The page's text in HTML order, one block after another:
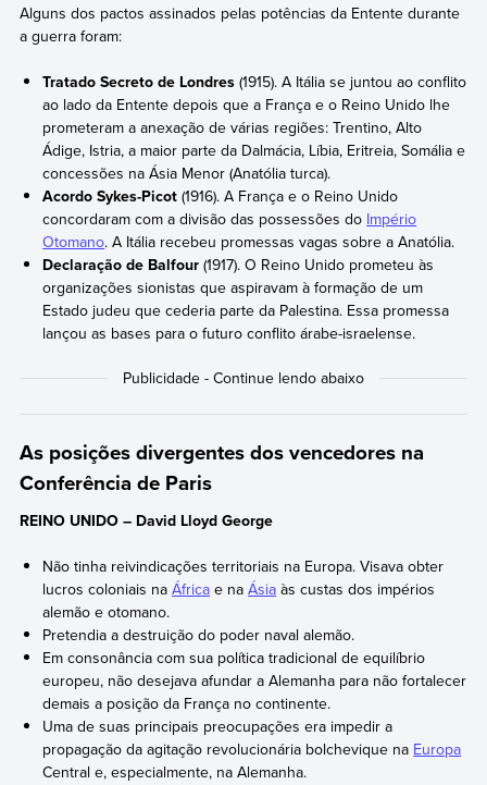
Alguns dos pactos assinados pelas potências da Entente durante
a guerra foram:
Tratado Secreto de Londres (1915). A Itália se juntou ao conflito
ao lado da Entente depois que a França e o Reino Unido lhe
prometeram a anexação de várias regiões: Trentino, Alto
Ádige, Istria, a maior parte da Dalmácia, Líbia, Eritreia, Somália e
concessões na Ásia Menor (Anatólia turca).
Acordo Sykes-Picot (1916). A França e o Reino Unido
concordaram com a divisão das possessões do Império
Otomano. A Itália recebeu promessas vagas sobre a Anatólia.
Declaração de Balfour (1917). O Reino Unido prometeu às
organizações sionistas que aspiravam à formação de um
Estado judeu que cederia parte da Palestina. Essa promessa
lançou as bases para o futuro conflito árabe-israelense.
As posições divergentes dos vencedores na
Conferência de Paris
REINO UNIDO – David Lloyd George
Não tinha reivindicações territoriais na Europa. Visava obter
lucros coloniais naÁfrica e naÁsia às custas dos impérios
alemão e otomano.
Pretendia a destruição do poder naval alemão.
Em consonância com sua política tradicional de equilíbrio
europeu, não desejava afundar a Alemanha para não fortalecer
demais a posição da França no continente.
Uma de suas principais preocupações era impedir a
propagação da agitação revolucionária bolchevique na Europa
Central e, especialmente, na Alemanha.